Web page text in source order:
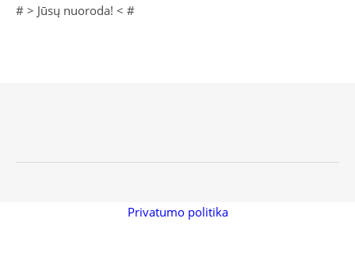
# > Jūsų nuoroda! < #
Privatumo politika